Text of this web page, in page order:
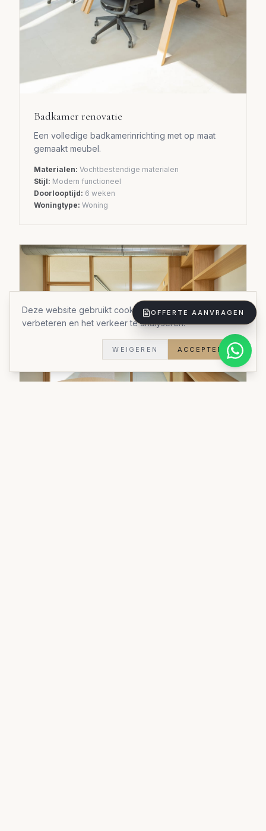
OFFERTE AANVRAGEN
Deze website gebruikt cookies om uw ervaring te
verbeteren en het verkeer te analyseren.
WEIGEREN ACCEPTEREN
Badkamer renovatie
Een volledige badkamerinrichting met op maat
gemaakt meubel.
Materialen: Vochtbestendige materialen
Stijl: Modern functioneel
Doorlooptijd: 6 weken
Woningtype: Woning